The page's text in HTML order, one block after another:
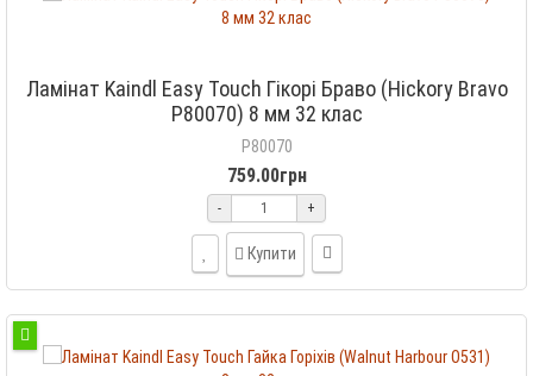
Ламінат Kaindl Easy Touch Гікорі Браво (Hickory Bravo
P80070) 8 мм 32 клас
P80070
759.00грн
- +
Купити